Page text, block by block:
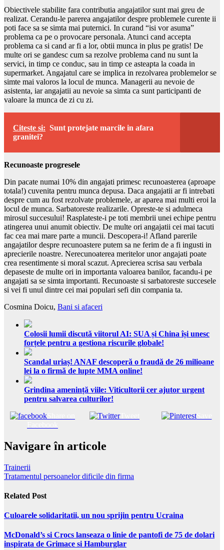
Obiectivele stabilite fara contributia angajatilor sunt mai greu de
realizat. Cerandu-le parerea angajatilor despre problemele curente ii
poti face sa se simta mai puternici. In curand “isi vor asuma”
problema ca pe o provocare personala. Atunci cand accepta
problema ca si cand ar fi a lor, obtii munca in plus pe gratis! De
multe ori se gandesc cum sa rezolve problema cand nu sunt la
servici, in timp ce conduc, sau in timp ce asteapta la coada in
supermarket. Angajatul care se implica in rezolvarea problemelor se
simte mai valoros la locul de munca. Managerii au nevoie de
asistenta, iar angajatii au nevoie sa simta ca sunt participanti de
valoare la munca de zi cu zi.
Citeste si: Sunt protejate marcile in afara
granitei?
Recunoaste progresele
Din pacate numai 10% din angajati primesc recunoasterea (aproape
totala!) cuvenita pentru munca depusa. Daca angajatii ar fi intrebati
despre cum au fost rezolvate problemele, ar aparea mai multi eroi la
locul de munca. Sarbatoreste realizarile. Opreste-te si adulmeca
mirosul succesului! Rasplateste-i pe toti membrii unei echipe pentru
atingerea unui anumit obiectiv. De multe ori angajatii cei mai tacuti
fac cea mai mare parte a muncii. Descopera-i! Afland parerile
angajatilor despre recunoastere putem sa ne ferim de a fi ingusti in
aprecierile noastre. Nerecunoaterea meritelor unor angajati poate
crea resentimente si moral scazut. Aprecierea scrisa sau verbala
depaseste de multe ori in importanta valoarea banilor, facandu-i pe
angajati sa se simta importanti. Recunoaste si sarbatoreste succesele
si vei fi unul dintre cei mai populari sefi din compania ta.
Cosmina Doicu, Bani si afaceri
Colosii lumii discută viitorul AI: SUA și China își unesc
forțele pentru a gestiona riscurile globale!
Scandal uriaș! ANAF descoperă o fraudă de 26 milioane
lei la o firmă de lupte MMA online!
Grindina amenință viile: Viticultorii cer ajutor urgent
pentru salvarea culturilor!
Tweet Save
Navigare în articole
Trainerii
Tratamentul persoanelor dificile din firma
Related Post
Culoarele solidaritatii, un nou sprijin pentru Ucraina
McDonald’s si Crocs lanseaza o linie de pantofi de 75 de dolari
inspirata de Grimace si Hamburglar